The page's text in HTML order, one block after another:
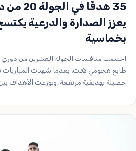
35 هدفًا
يعزز الصدارة والدرعية
بخماسية
اختتمت منافسات الجولة العشرين من
حصيلة تهديفية مرتفعة. وتوزعت الأهداف